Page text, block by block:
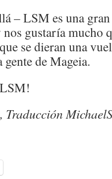
– LSM es una
gustaría mucho
se dieran una
de Mageia.
, Traducción